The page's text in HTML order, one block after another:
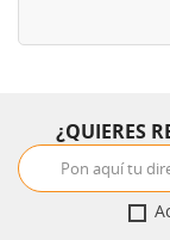
¿QUIERES